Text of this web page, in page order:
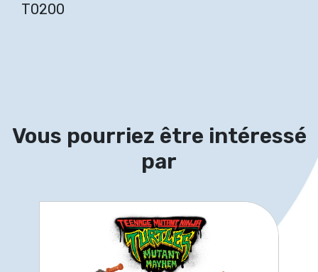
T0200
Vous pourriez être intéressé
par